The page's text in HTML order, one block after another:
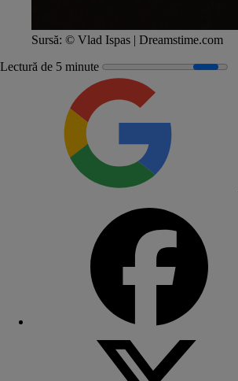
Sursă: © Vlad Ispas | Dreamstime.com
Lectură de 5 minute